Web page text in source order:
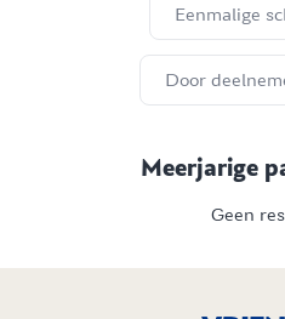
Eenmalige
Door
Meerjarige
Geen